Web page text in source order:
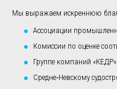
Мы выражаем искреннюю
Ассоциации
Комиссии по оценке
Группе компаний «КЕДР»;
Средне‑Невскому